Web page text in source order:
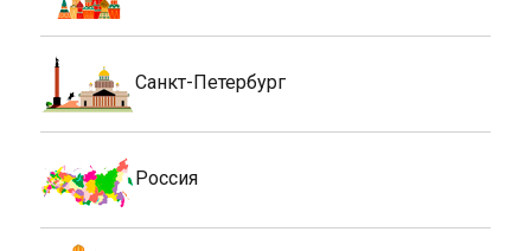
Санкт-Петербург
Россия